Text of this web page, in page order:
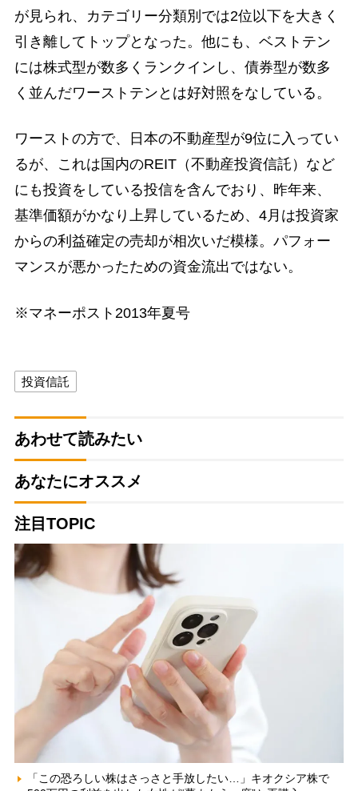
が見られ、カテゴリー分類別では2位以下を大きく
引き離してトップとなった。他にも、ベストテン
には株式型が数多くランクインし、債券型が数多
く並んだワーストテンとは好対照をなしている。
ワーストの方で、日本の不動産型が9位に入ってい
るが、これは国内のREIT（不動産投資信託）など
にも投資をしている投信を含んでおり、昨年来、
基準価額がかなり上昇しているため、4月は投資家
からの利益確定の売却が相次いだ模様。パフォー
マンスが悪かったための資金流出ではない。
※マネーポスト2013年夏号
投資信託
あわせて読みたい
あなたにオススメ
注目TOPIC
「この恐ろしい株はさっさと手放したい…」キオクシア株で